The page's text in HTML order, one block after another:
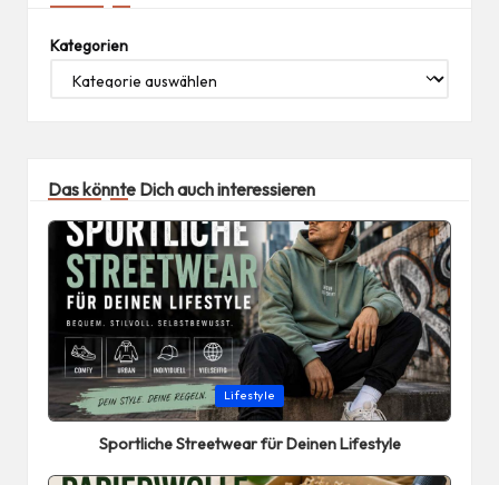
Kategorien
Das könnte Dich auch interessieren
Posted
in
Lifestyle
Sportliche Streetwear für Deinen Lifestyle